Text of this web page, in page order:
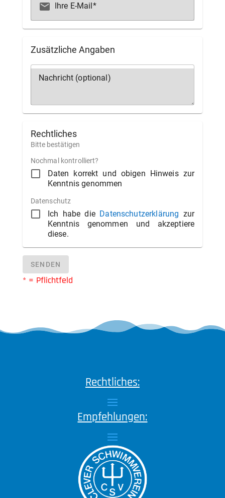
email Ihre E-Mail
Zusätzliche Angaben
Nachricht (optional)
Rechtliches
Bitte bestätigen
Nochmal kontrolliert?
Daten korrekt und obigen Hinweis zur
Kenntnis genommen
Datenschutz
Ich habe die Datenschutzerklärung zur
Kenntnis genommen und akzeptiere
diese.
SENDEN
* = Pflichtfeld
Rechtliches:
Empfehlungen: